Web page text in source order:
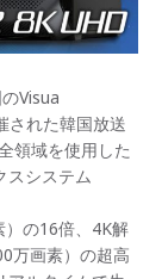
Visua
された韓国放送
領域を使用した
スシステム
の16倍、4K解
万画素）の超高